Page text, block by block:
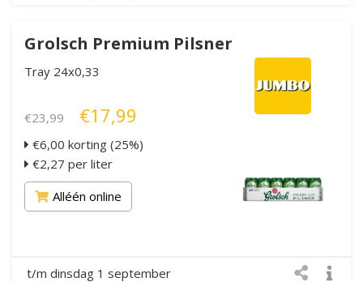
Grolsch Premium Pilsner
Tray 24x0,33
€23,99 €17,99
€6,00 korting (25%)
€2,27 per liter
Alléén online
t/m dinsdag 1 september